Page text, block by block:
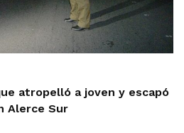
atropelló a joven y escapó
Alerce Sur